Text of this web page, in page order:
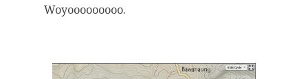
Woyooooooooo.